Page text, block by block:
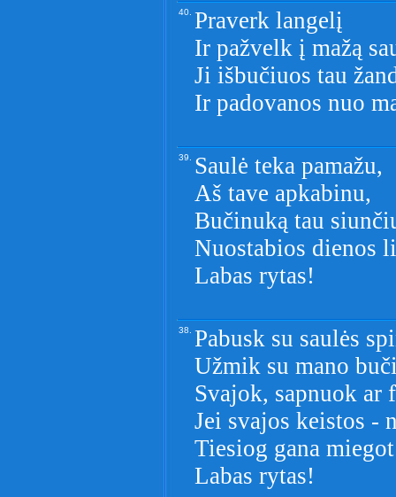
40. Praverk langelį
Ir pažvelk į mažą
Ji išbučiuos tau
Ir padovanos nuo
39. Saulė teka pamažu,
Aš tave apkabinu,
Bučinuką tau
Nuostabios dienos
Labas rytas!
38. Pabusk su saulės
Užmik su mano
Svajok, sapnuok ar
Jei svajos keistos -
Tiesiog gana
Labas rytas!